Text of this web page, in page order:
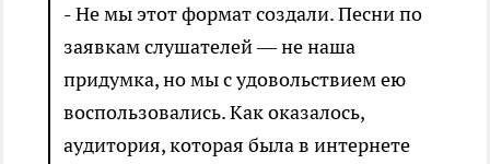
-Не мы этот формат создали. Песни по
заявкам слушателей — не наша
придумка, но мы с удовольствием ею
воспользовались. Как оказалось,
аудитория, которая была в интернете